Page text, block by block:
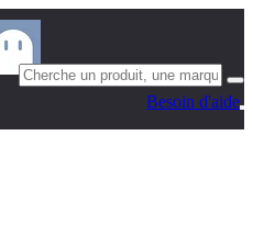
Besoin d'aide